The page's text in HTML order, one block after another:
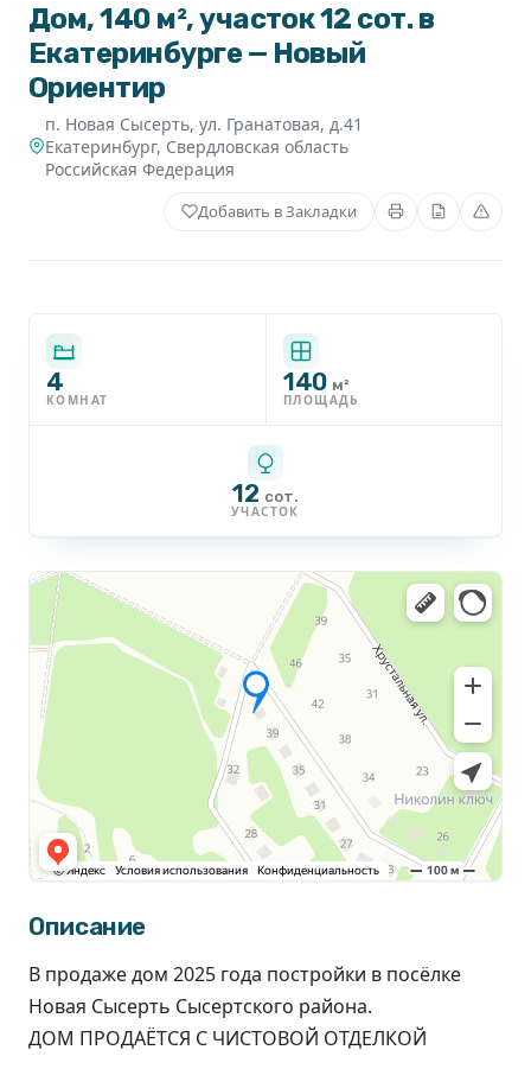
Дом, 140 м², участок 12 сот. в
Екатеринбурге — Новый
Ориентир
п. Новая Сысерть, ул. Гранатовая, д.41
Екатеринбург, Свердловская область
Российская Федерация
Добавить в Закладки
4
КОМНАТ
140 м²
ПЛОЩАДЬ
12 сот.
УЧАСТОК
Описание
В продаже дом 2025 года постройки в посёлке
Новая Сысерть Сысертского района.
ДОМ ПРОДАЁТСЯ С ЧИСТОВОЙ ОТДЕЛКОЙ